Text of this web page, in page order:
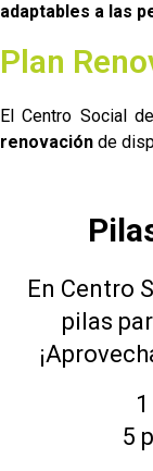
adaptables a las
Plan
El Centro Social
renovación de
En Centro
pilas
5